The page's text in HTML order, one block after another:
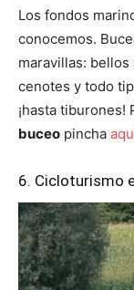
Los fondos
conocemos.
maravillas:
cenotes y todo
¡hasta tiburones!
buceo pincha
6. Cicloturismo